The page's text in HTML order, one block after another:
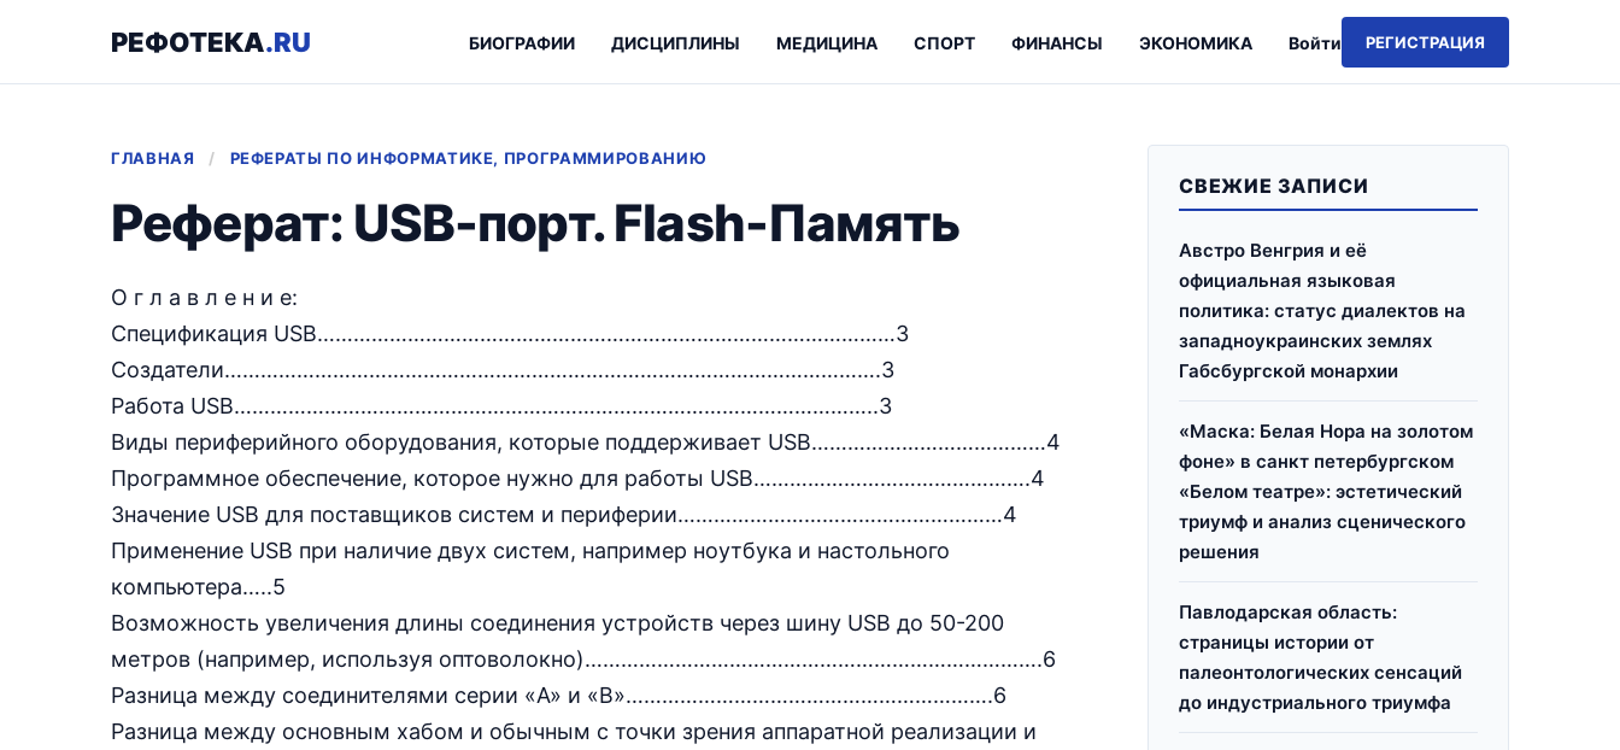
РЕФОТЕКА.RU Войти РЕГИСТРАЦИЯ
БИОГРАФИИ ДИСЦИПЛИНЫ МЕДИЦИНА СПОРТ ФИНАНСЫ ЭКОНОМИКА
ГЛАВНАЯ / РЕФЕРАТЫ ПО ИНФОРМАТИКЕ, ПРОГРАММИРОВАНИЮ
Реферат: USB-порт. Flash-Память
О г л а в л е н и е:
Спецификация USB……………………………………………………………………………………3
Создатели……………………………………………………………………………………………….3
Работа USB……………………………………………………………………………………………..3
Виды периферийного оборудования, которые поддерживает USB…………………………………4
Программное обеспечение, которое нужно для работы USB……………………………………….4
Значение USB для поставщиков систем и периферии………………………………………………4
Применение USB при наличие двух систем, например ноутбука и настольного
компьютера…..5
Возможность увеличения длины соединения устройств через шину USB до 50-200
метров (например, используя оптоволокно)………………………………………………………………….6
Разница между соединителями серии «A» и «B»…………………………………………………….6
Разница между основным хабом и обычным с точки зрения аппаратной реализации и
СВЕЖИЕ ЗАПИСИ
Австро Венгрия и её
официальная языковая
политика: статус диалектов на
западноукраинских землях
Габсбургской монархии
«Маска: Белая Нора на золотом
фоне» в санкт петербургском
«Белом театре»: эстетический
триумф и анализ сценического
решения
Павлодарская область:
страницы истории от
палеонтологических сенсаций
до индустриального триумфа